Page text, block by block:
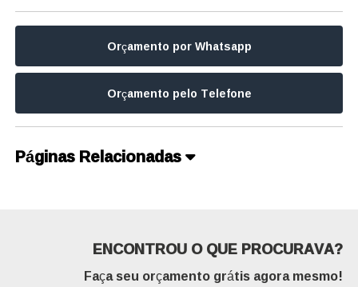
Orçamento por Whatsapp
Orçamento pelo Telefone
Páginas Relacionadas
ENCONTROU O QUE PROCURAVA?
Faça seu orçamento grátis agora mesmo!